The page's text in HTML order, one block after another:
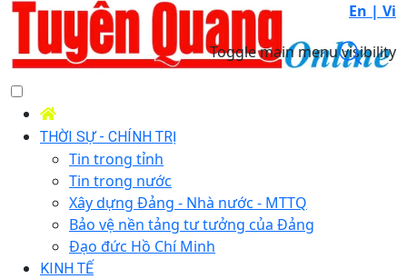
En | Vi
Toggle main menu visibility
THỜI SỰ - CHÍNH TRỊ
Tin trong tỉnh
Tin trong nước
Xây dựng Đảng - Nhà nước - MTTQ
Bảo vệ nền tảng tư tưởng của Đảng
Đạo đức Hồ Chí Minh
KINH TẾ